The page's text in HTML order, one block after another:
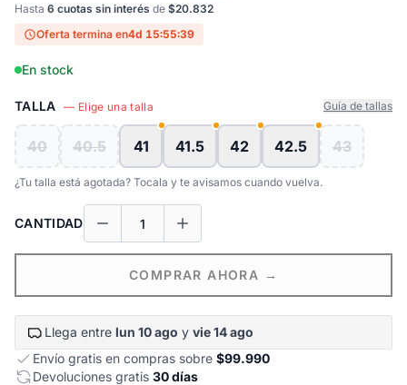
Hasta 6 cuotas sin interés de $20.832
Oferta termina en4d 15:55:38
En stock
TALLA — Elige una talla Guía de tallas
40 40.5 41 41.5 42 42.5 43
¿Tu talla está agotada? Tocala y te avisamos cuando vuelva.
CANTIDAD
COMPRAR AHORA →
Llega entre lun 10 ago y vie 14 ago
Envío gratis en compras sobre $99.990
Devoluciones gratis 30 días